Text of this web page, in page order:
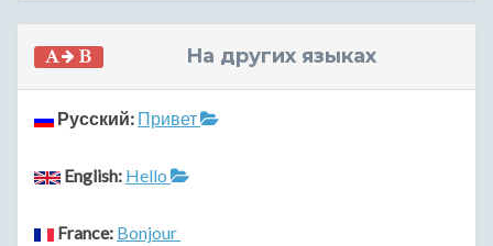
На других языках
Русский: Привет
English: Hello
France: Bonjour